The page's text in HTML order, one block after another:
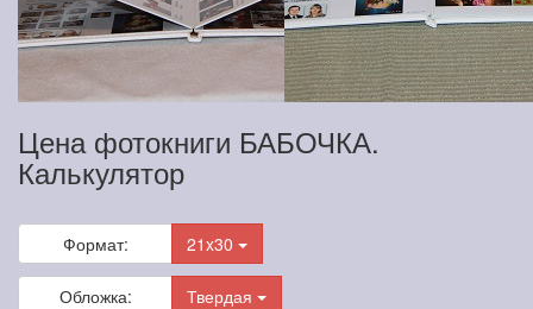
Цена фотокниги БАБОЧКА.
Калькулятор
Формат: 21x30
Обложка: Твердая